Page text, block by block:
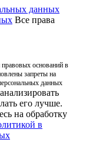
данных
Все права
оснований в
запреты на
данных
его лучше.
на обработку
в